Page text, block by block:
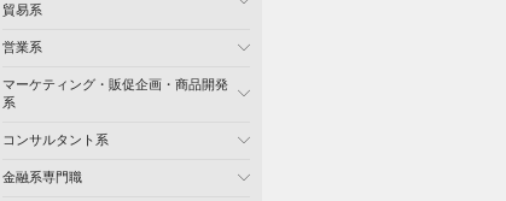
貿易系
営業系
マーケティング・販促企画・商品開発
系
コンサルタント系
金融系専門職